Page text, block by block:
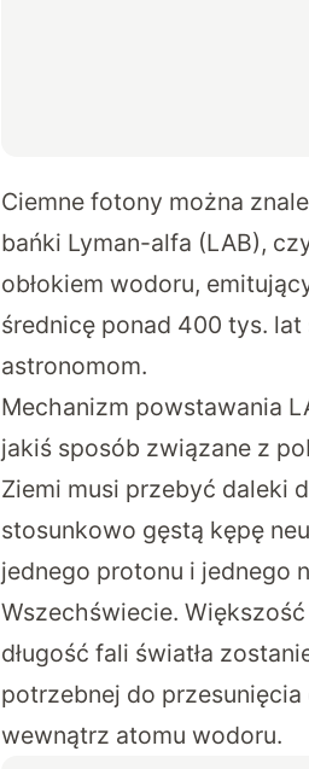
Ciemne fotony można
bańki Lyman-alfa (LAB),
obłokiem wodoru,
średnicę ponad 400 tys.
astronomom.
Mechanizm powstawania
jakiś sposób związane z
Ziemi musi przebyć daleki
stosunkowo gęstą kępę
jednego protonu i jednego
Wszechświecie.
długość fali światła
potrzebnej do
wewnątrz atomu wodoru.